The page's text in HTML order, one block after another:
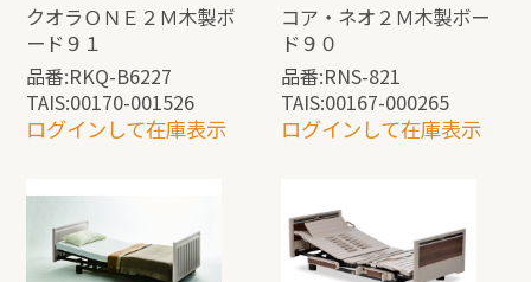
クオラＯＮＥ２Ｍ木製ボ
ード９１
品番:RKQ-B6227
TAIS:00170-001526
ログインして在庫表示
コア・ネオ２Ｍ木製ボー
ド９０
品番:RNS-821
TAIS:00167-000265
ログインして在庫表示